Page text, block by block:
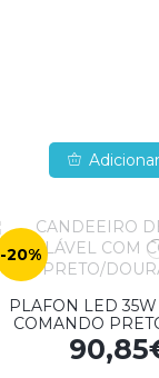
-20%
PLAFON LED
COMANDO